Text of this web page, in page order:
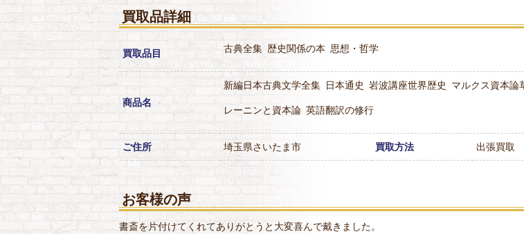
買取品詳細
買取品目 古典全集 歴史関係の本 思想・哲学
商品名
新編日本古典文学全集 日本通史 岩波講座世界歴史 マルクス資本論
レーニンと資本論 英語翻訳の修行
ご住所 埼玉県さいたま市 買取方法 出張買取
お客様の声
書斎を片付けてくれてありがとうと大変喜んで戴きました。